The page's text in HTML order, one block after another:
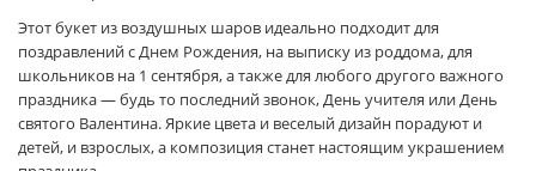
Этот букет из воздушных шаров идеально подходит для
поздравлений с Днем Рождения, на выписку из роддома, для
школьников на 1 сентября, а также для любого другого важного
праздника — будь то последний звонок, День учителя или День
святого Валентина. Яркие цвета и веселый дизайн порадуют и
детей, и взрослых, а композиция станет настоящим украшением